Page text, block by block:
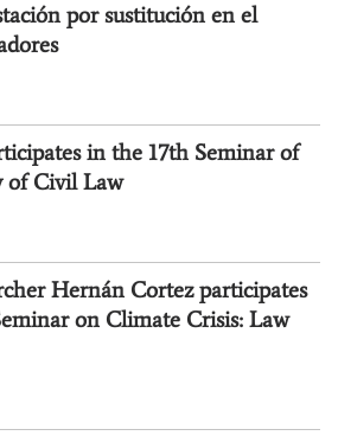
por sustitución en el
in the 17th Seminar of
of Civil Law
Hernán Cortez participates
on Climate Crisis: Law